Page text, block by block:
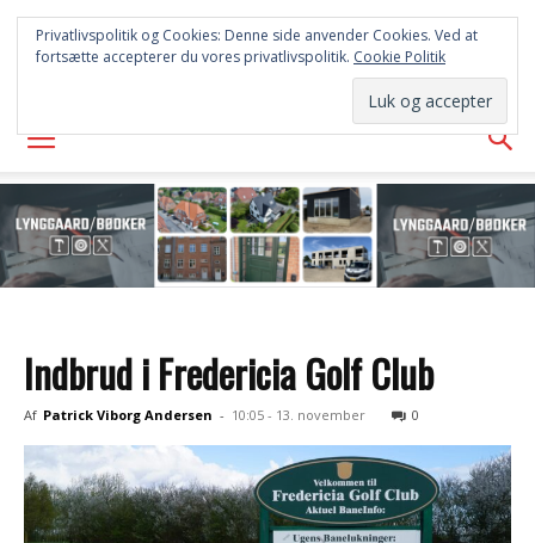
FREDERICIA
AVISEN
Indbrud i Fredericia Golf Club
Af Patrick Viborg Andersen - 10:05 - 13. november 0
Privatlivspolitik og Cookies: Denne side anvender Cookies. Ved at
fortsætte accepterer du vores privatlivspolitik. Cookie Politik